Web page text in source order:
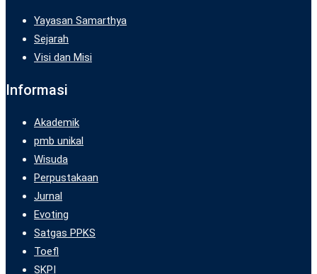
Yayasan Samarthya
Sejarah
Visi dan Misi
Informasi
Akademik
pmb unikal
Wisuda
Perpustakaan
Jurnal
Evoting
Satgas PPKS
Toefl
SKPI